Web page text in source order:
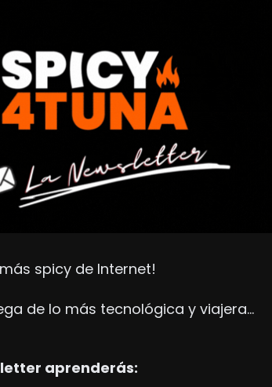
spicy de Internet!
de lo más tecnológica y viajera…
aprenderás: